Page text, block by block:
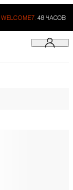
WELCOME7. 48 ЧАСОВ